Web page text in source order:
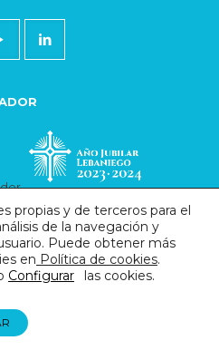
porAlpe Creativa
Subvenciones
propias y de terceros para el
de la navegación y
Puede obtener más
en Política de cookies.
Configurar las cookies.